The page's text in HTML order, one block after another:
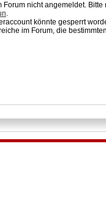
Forum nicht angemeldet.
.
könnte gesperrt
im Forum, die